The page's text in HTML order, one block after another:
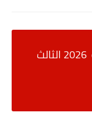
نماذج اسئلة فيزياء نصف السنة 2026 الثالث